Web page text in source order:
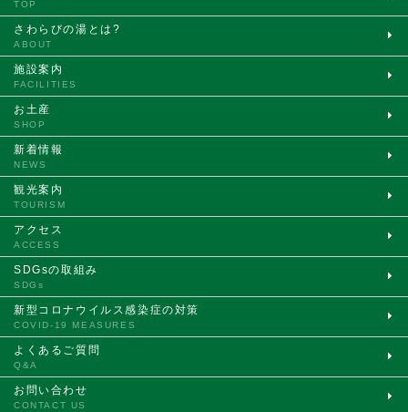
TOP
さわらびの湯とは?
ABOUT
施設案内
FACILITIES
お土産
SHOP
新着情報
NEWS
観光案内
TOURISM
アクセス
ACCESS
SDGsの取組み
SDGs
新型コロナウイルス感染症の対策
COVID-19 MEASURES
よくあるご質問
Q&A
お問い合わせ
CONTACT US